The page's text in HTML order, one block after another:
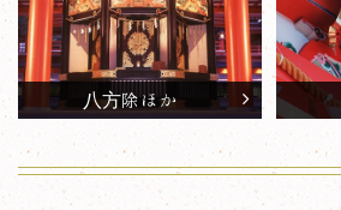
八方除ほか